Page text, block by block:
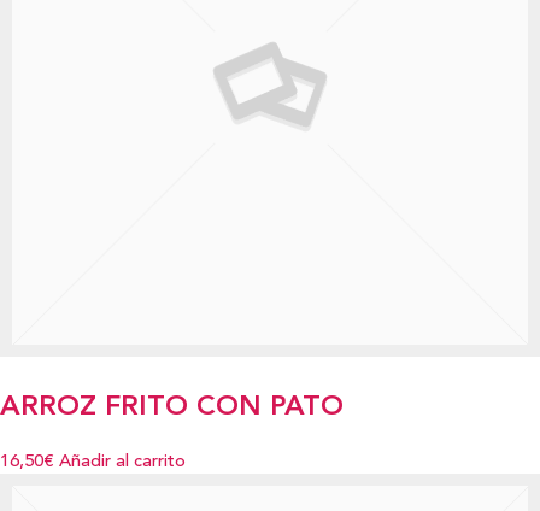
ARROZ FRITO CON PATO
16,50€ Añadir al carrito